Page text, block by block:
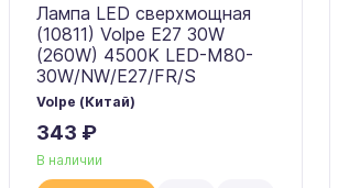
Лампа LED сверхмощная
(10811) Volpe E27 30W
(260W) 4500K LED-M80-
30W/NW/E27/FR/S
Volpe (Китай)
343 ₽
В наличии